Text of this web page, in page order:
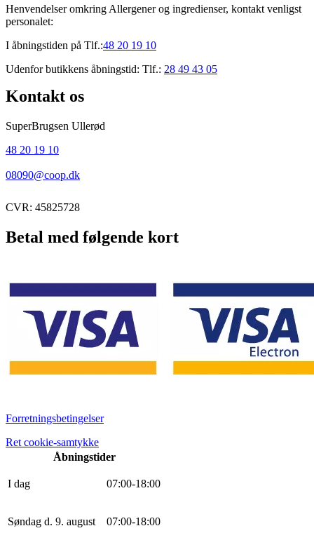
Henvendelser omkring Allergener og ingredienser, kontakt venligst
personalet:
I åbningstiden på Tlf.:48 20 19 10
Udenfor butikkens åbningstid: Tlf.: 28 49 43 05
Kontakt os
SuperBrugsen Ullerød
48 20 19 10
08090@coop.dk
CVR: 45825728
Betal med følgende kort
Forretningsbetingelser
Ret cookie-samtykke
Åbningstider
I dag 07:00-18:00
Søndag d. 9. august 07:00-18:00